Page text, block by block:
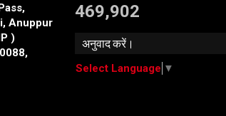
Anuppur
)
469,902
अनुवाद करें।
Select Language ▼